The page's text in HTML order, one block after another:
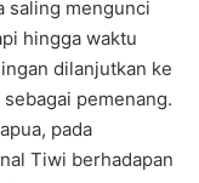
saling mengunci
hingga waktu
dilanjutkan ke
pemenang.
pada
Tiwi berhadapan